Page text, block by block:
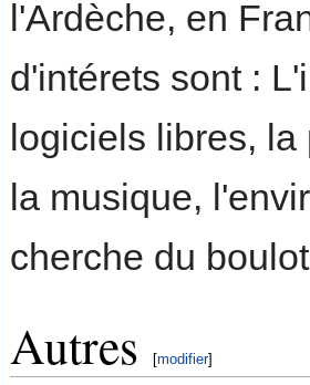
l'Ardèche, en
d'intérets sont :
logiciels libres, la
la musique,
cherche du
Autres [modifier]